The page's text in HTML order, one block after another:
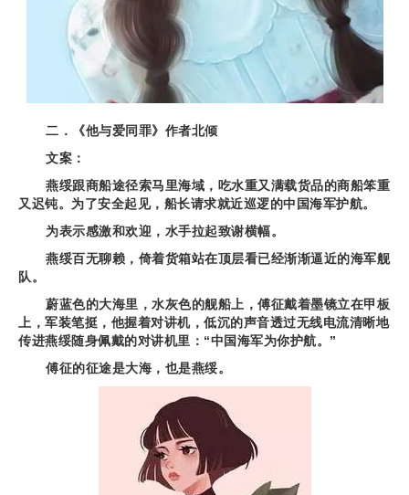
二．《他与爱同罪》作者北倾
文案：
燕绥跟商船途径索马里海域，吃水重又满载货品的商船笨重
又迟钝。为了安全起见，船长请求就近巡逻的中国海军护航。
为表示感激和欢迎，水手拉起致谢横幅。
燕绥百无聊赖，倚着货箱站在顶层看已经渐渐逼近的海军舰
队。
蔚蓝色的大海里，水灰色的舰船上，傅征戴着墨镜立在甲板
上，军装笔挺，他握着对讲机，低沉的声音透过无线电流清晰地
传进燕绥随身佩戴的对讲机里：“中国海军为你护航。”
傅征的征途是大海，也是燕绥。